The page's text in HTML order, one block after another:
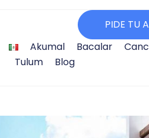
PIDE TU
Akumal
Bacalar
Tulum
Blog